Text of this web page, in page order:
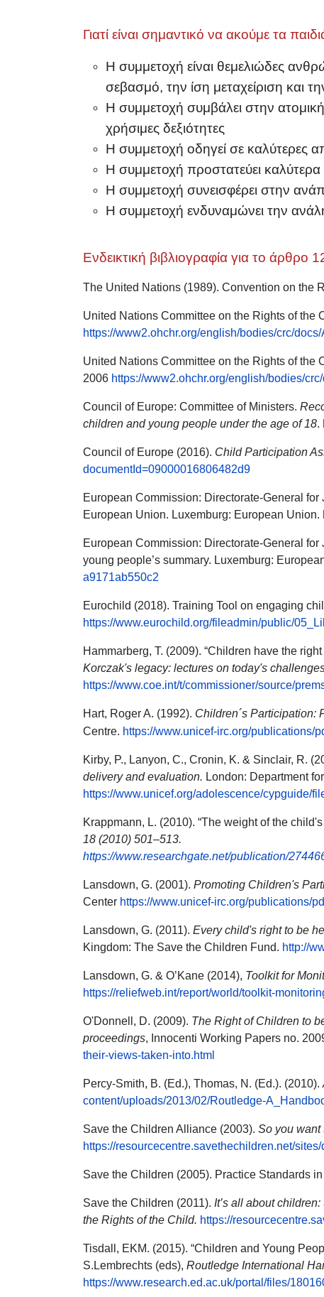
Γιατί είναι σημαντικό να ακούμε τα
Η συμμετοχή είναι θεμελιώδες
σεβασμό, την ίση μεταχείριση και
Η συμμετοχή συμβάλει στην
χρήσιμες δεξιότητες
Η συμμετοχή οδηγεί σε καλύτερες
Η συμμετοχή προστατεύει καλύτερα
Η συμμετοχή συνεισφέρει στην
Η συμμετοχή ενδυναμώνει την
Ενδεικτική βιβλιογραφία για το άρθρο
The United Nations (1989). Convention on the
United Nations Committee on the Rights of the
https://www2.ohchr.org/english/bodies/crc/
United Nations Committee on the Rights of the
2006 https://www2.ohchr.org/english/bodies/
Council of Europe: Committee of Ministers.
children and young people under the age of 18.
Council of Europe (2016). Child Participation
documentId=09000016806482d9
European Commission: Directorate-General
European Union. Luxemburg: European Union.
European Commission: Directorate-General
young people’s summary. Luxemburg:
a9171ab550c2
Eurochild (2018). Training Tool on engaging
https://www.eurochild.org/fileadmin/public/
Hammarberg, T. (2009). “Children have the
Korczak's legacy: lectures on today's
https://www.coe.int/t/commissioner/source/
Hart, Roger A. (1992). Children´s Participation:
Centre. https://www.unicef-irc.org/publications/
Kirby, P., Lanyon, C., Cronin, K. & Sinclair, R.
delivery and evaluation. London: Department
https://www.unicef.org/adolescence/cypguide/
Krappmann, L. (2010). “The weight of the
18 (2010) 501–513.
https://www.researchgate.net/publication/
Lansdown, G. (2001). Promoting Children's
Center https://www.unicef-irc.org/publications/
Lansdown, G. (2011). Every child's right to be
Kingdom: The Save the Children Fund. http://
Lansdown, G. & O’Kane (2014), Toolkit for
https://reliefweb.int/report/world/toolkit-
O'Donnell, D. (2009). The Right of Children to
proceedings, Innocenti Working Papers no.
their-views-taken-into.html
Percy-Smith, B. (Ed.), Thomas, N. (Ed.). (2010).
content/uploads/2013/02/Routledge-
Save the Children Alliance (2003). So you want
https://resourcecentre.savethechildren.net/
Save the Children (2005). Practice Standards
Save the Children (2011). It’s all about
the Rights of the Child. https://
Tisdall, EKM. (2015). “Children and Young
S.Lembrechts (eds), Routledge International
https://www.research.ed.ac.uk/portal/files/